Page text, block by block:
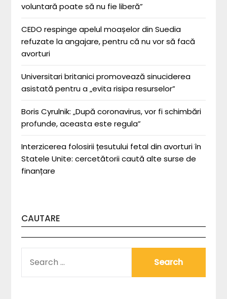
voluntară poate să nu fie liberă”
CEDO respinge apelul moașelor din Suedia
refuzate la angajare, pentru că nu vor să facă
avorturi
Universitari britanici promovează sinuciderea
asistată pentru a „evita risipa resurselor”
Boris Cyrulnik: „După coronavirus, vor fi schimbări
profunde, aceasta este regula”
Interzicerea folosirii țesutului fetal din avorturi în
Statele Unite: cercetătorii caută alte surse de
finanțare
CAUTARE
FOR: